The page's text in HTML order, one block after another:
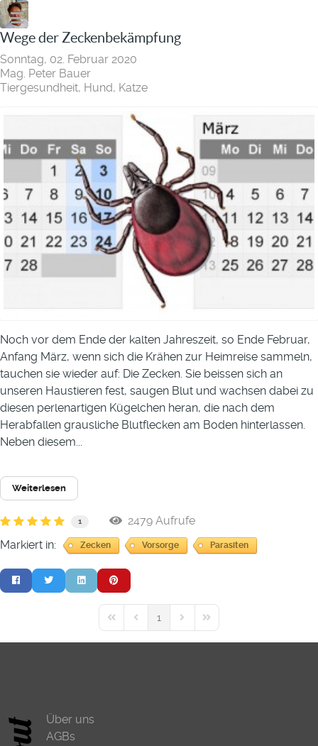
Wege der Zeckenbekämpfung
Sonntag, 02. Februar 2020
Mag. Peter Bauer
Tiergesundheit Hund Katze
Noch vor dem Ende der kalten Jahreszeit, so Ende Februar,
Anfang März, wenn sich die Krähen zur Heimreise sammeln,
tauchen sie wieder auf: Die Zecken. Sie beissen sich an
unseren Haustieren fest, saugen Blut und wachsen dabei zu
diesen perlenartigen Kügelchen heran, die nach dem
Herabfallen grausliche Blutflecken am Boden hinterlassen.
Neben diesem...
Weiterlesen
1
2479 Aufrufe
Markiert in:
Zecken Vorsorge Parasiten
First PagePrevious Page
1
Next PageLast Page
Über uns
AGBs